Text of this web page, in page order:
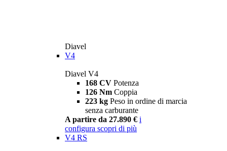
Diavel
V4
Diavel V4
168 CV Potenza
126 Nm Coppia
223 kg Peso in ordine di marcia
senza carburante
A partire da 27.890 € i
configura scopri di più
V4 RS